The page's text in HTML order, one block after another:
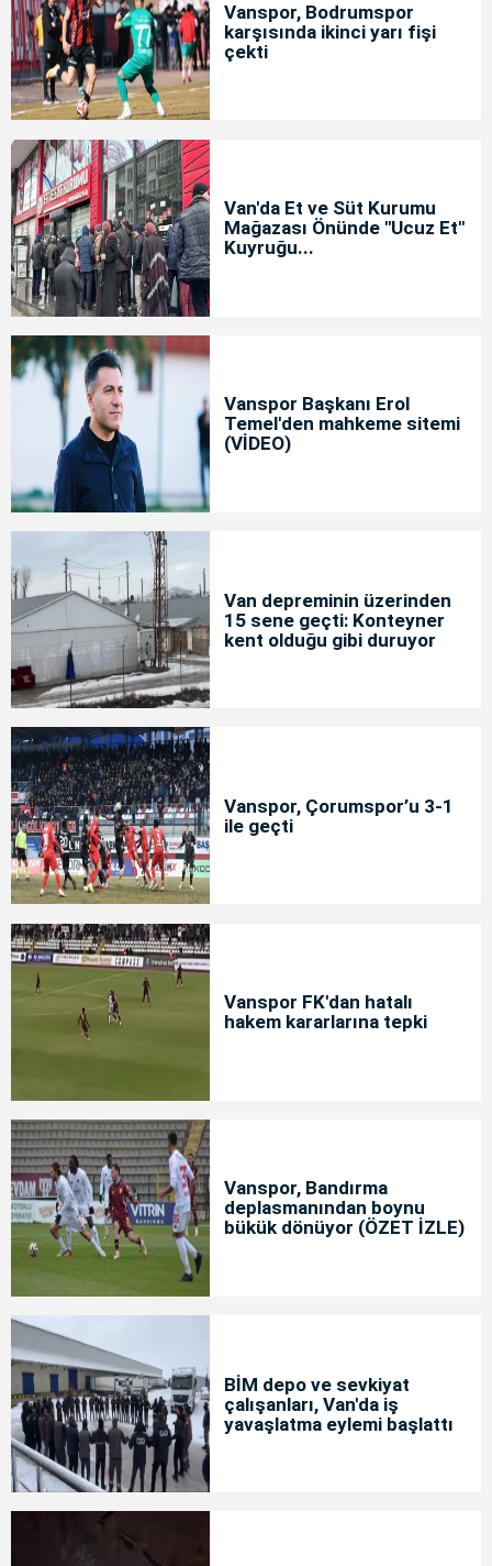
Vanspor, Bodrumspor
karşısında ikinci yarı fişi
çekti
Van'da Et ve Süt Kurumu
Mağazası Önünde "Ucuz Et"
Kuyruğu...
Vanspor Başkanı Erol
Temel'den mahkeme sitemi
(VİDEO)
Van depreminin üzerinden
15 sene geçti: Konteyner
kent olduğu gibi duruyor
Vanspor, Çorumspor’u 3-1
ile geçti
Vanspor FK'dan hatalı
hakem kararlarına tepki
Vanspor, Bandırma
deplasmanından boynu
bükük dönüyor (ÖZET İZLE)
BİM depo ve sevkiyat
çalışanları, Van'da iş
yavaşlatma eylemi başlattı